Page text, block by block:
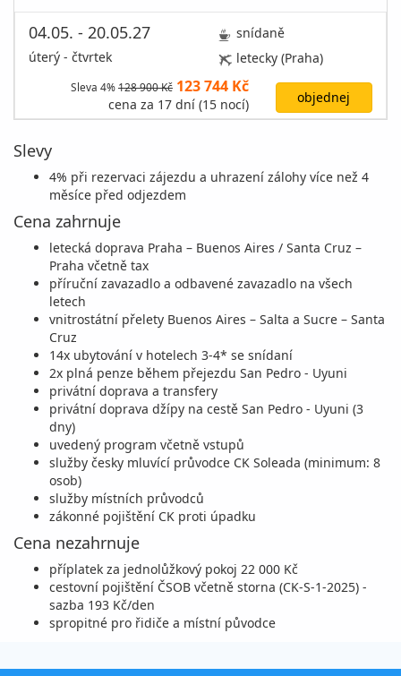
04.05. - 20.05.27
úterý - čtvrtek
snídaně
letecky (Praha)
Sleva 4%128 900 Kč 123 744 Kč
cena za 17 dní (15 nocí) objednej
Slevy
4% při rezervaci zájezdu a uhrazení zálohy více než 4
měsíce před odjezdem
Cena zahrnuje
letecká doprava Praha – Buenos Aires / Santa Cruz –
Praha včetně tax
příruční zavazadlo a odbavené zavazadlo na všech
letech
vnitrostátní přelety Buenos Aires – Salta a Sucre – Santa
Cruz
14x ubytování v hotelech 3-4* se snídaní
2x plná penze během přejezdu San Pedro - Uyuni
privátní doprava a transfery
privátní doprava džípy na cestě San Pedro - Uyuni (3
dny)
uvedený program včetně vstupů
služby česky mluvící průvodce CK Soleada (minimum: 8
osob)
služby místních průvodců
zákonné pojištění CK proti úpadku
Cena nezahrnuje
příplatek za jednolůžkový pokoj 22 000 Kč
cestovní pojištění ČSOB včetně storna (CK-S-1-2025) -
sazba 193 Kč/den
spropitné pro řidiče a místní původce